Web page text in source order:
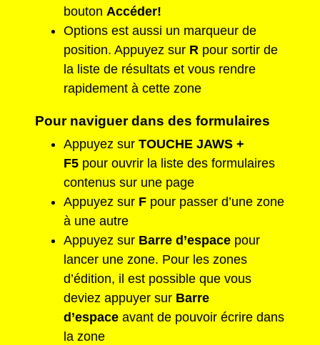
bouton Accéder!
Options est aussi un marqueur de
position. Appuyez sur R pour sortir de
la liste de résultats et vous rendre
rapidement à cette zone
Pour naviguer dans des formulaires
Appuyez sur TOUCHE JAWS +
F5pour ouvrir la liste des formulaires
contenus sur une page
Appuyez sur Fpour passer d’une zone
à une autre
Appuyez sur Barre d’espacepour
lancer une zone. Pour les zones
d’édition, il est possible que vous
deviez appuyer sur Barre
d’espaceavant de pouvoir écrire dans
la zone